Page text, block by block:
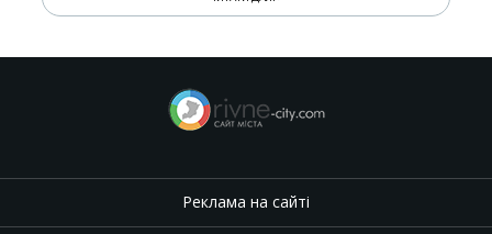
Реклама на сайті